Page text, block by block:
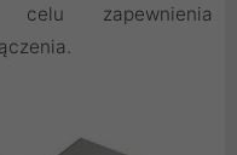
celu zapewnienia